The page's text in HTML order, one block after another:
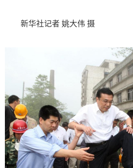
新华社记者 姚大伟 摄